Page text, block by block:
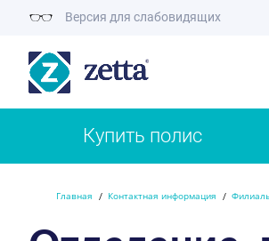
Версия для слабовидящих
Купить полис
Главная Контактная информация